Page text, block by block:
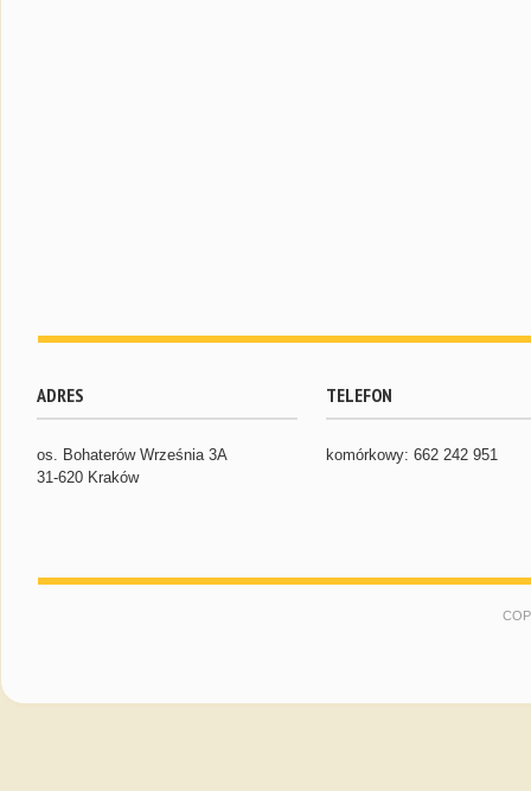
ADRES
os. Bohaterów Września 3A
31-620 Kraków
TELEFON
komórkowy: 662 242 951